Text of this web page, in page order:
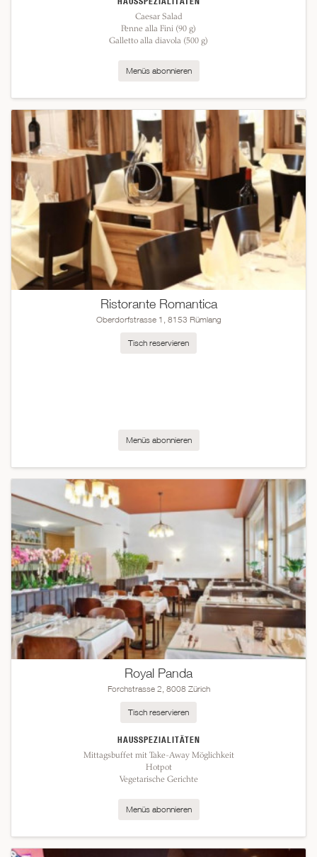
Caesar Salad
Penne alla Fini (90 g)
Galletto alla diavola (500 g)
Menüs abonnieren
Ristorante Romantica
Oberdorfstrasse 1, 8153 Rümlang
Menüs abonnieren
Tisch reservieren
Royal Panda
Forchstrasse 2, 8008 Zürich
HAUSSPEZIALITÄTEN
Mittagsbuffet mit Take-Away Möglichkeit
Hotpot
Vegetarische Gerichte
Menüs abonnieren
Tisch reservieren